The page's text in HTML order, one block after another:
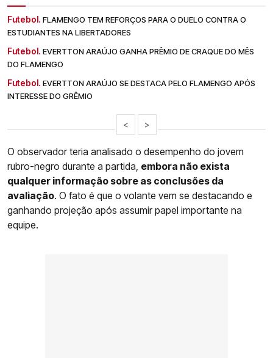
Futebol. FLAMENGO TEM REFORÇOS PARA O DUELO CONTRA O
ESTUDIANTES NA LIBERTADORES
Futebol. EVERTTON ARAÚJO GANHA PRÊMIO DE CRAQUE DO MÊS
DO FLAMENGO
Futebol. EVERTTON ARAÚJO SE DESTACA PELO FLAMENGO APÓS
INTERESSE DO GRÊMIO
< >
O observador teria analisado o desempenho do jovem
rubro-negro durante a partida, embora não exista
qualquer informação sobre as conclusões da
avaliação. O fato é que o volante vem se destacando e
ganhando projeção após assumir papel importante na
equipe.